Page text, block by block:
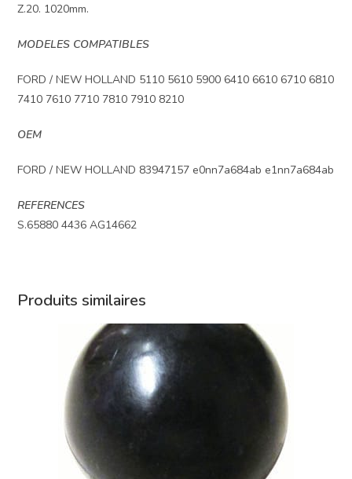
Z.20. 1020mm.
MODELES COMPATIBLES
FORD / NEW HOLLAND 5110 5610 5900 6410 6610 6710 6810
7410 7610 7710 7810 7910 8210
OEM
FORD / NEW HOLLAND 83947157 e0nn7a684ab e1nn7a684ab
REFERENCES
S.65880 4436 AG14662
Produits similaires